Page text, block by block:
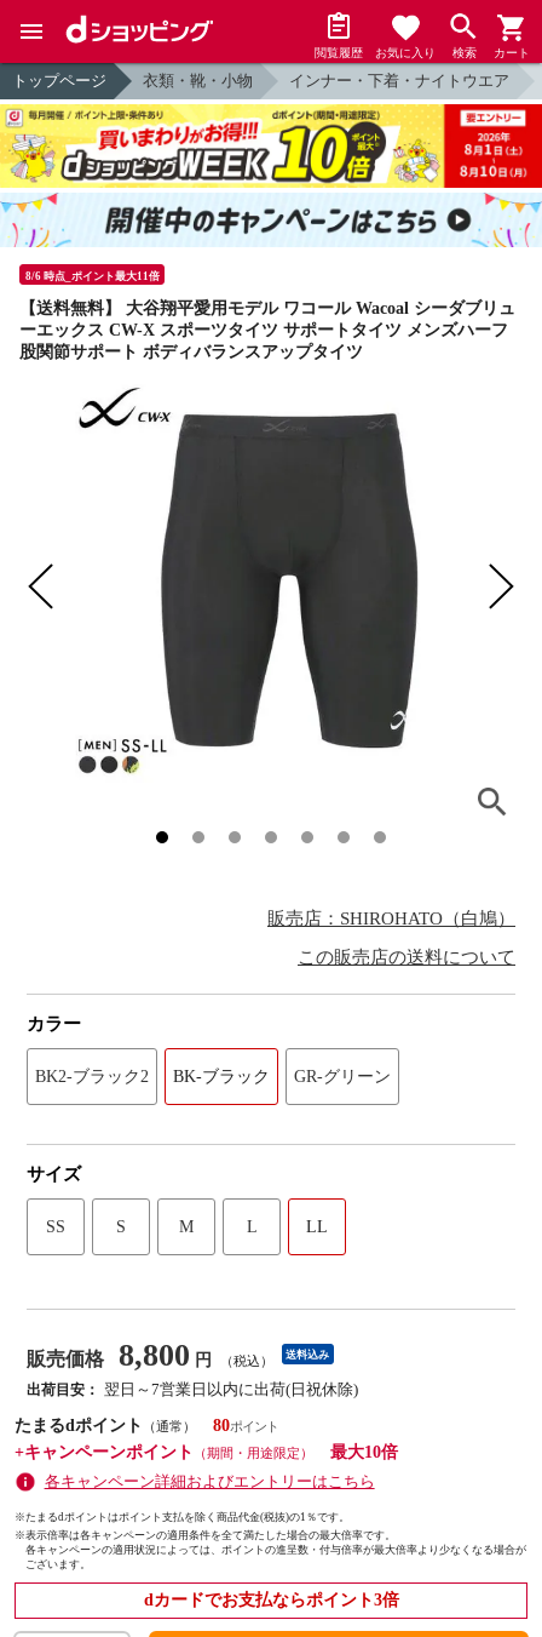
閲覧履歴 お気に入り 検索 カート
トップページ 衣類・靴・小物 インナー・下着・ナイトウエア
8/6 時点_ポイント最大11倍
【送料無料】 大谷翔平愛用モデル ワコール Wacoal シーダブリュ
ーエックス CW-X スポーツタイツ サポートタイツ メンズハーフ
股関節サポート ボディバランスアップタイツ
販売店：SHIROHATO（白鳩）
この販売店の送料について
カラー
BK2-ブラック2 BK-ブラック GR-グリーン
サイズ
SS S M L LL
販売価格 8,800 円 （税込） 送料込み
出荷目安： 翌日～7営業日以内に出荷(日祝休除)
たまるdポイント
（通常）
80
+キャンペーンポイント
（期間・用途限定）
最大10倍
各キャンペーン詳細およびエントリーはこちら
※たまるdポイントはポイント支払を除く商品代金(税抜)の1％です。
※表示倍率は各キャンペーンの適用条件を全て満たした場合の最大倍率です。
各キャンペーンの適用状況によっては、ポイントの進呈数・付与倍率が最大倍率より少なくなる場合が
ございます。
dカードでお支払ならポイント3倍